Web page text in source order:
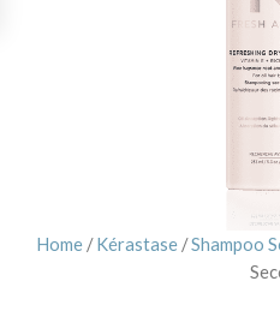
Home/Kérastase/Shampoo